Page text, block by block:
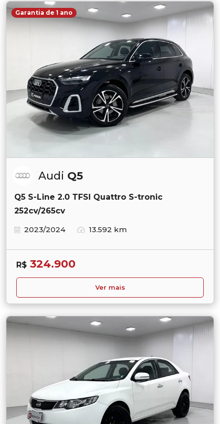
Garantia de 1 ano
Audi Q5
Q5 S-Line 2.0 TFSI Quattro S-tronic
252cv/265cv
2023/2024
13.592 km
R$ 324.900
Ver mais